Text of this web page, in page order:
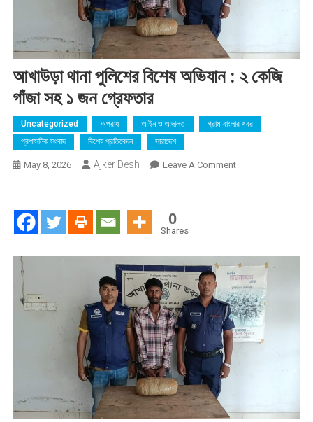
আখাউড়া থানা পুলিশের বিশেষ অভিযান : ২ কেজি
গাঁজা সহ ১ জন গ্রেফতার
Uncategorized অপরাধ আইন ও আদালত
গ্রাম বাংলার খবর
প্রশাসনিক সংবাদ
বিশেষ প্রতিবেদন সারাদেশ
May 8, 2026 Ajker Desh Leave A CommentOn
২
কেজি
গাঁজা
সহ
১
0
Shares